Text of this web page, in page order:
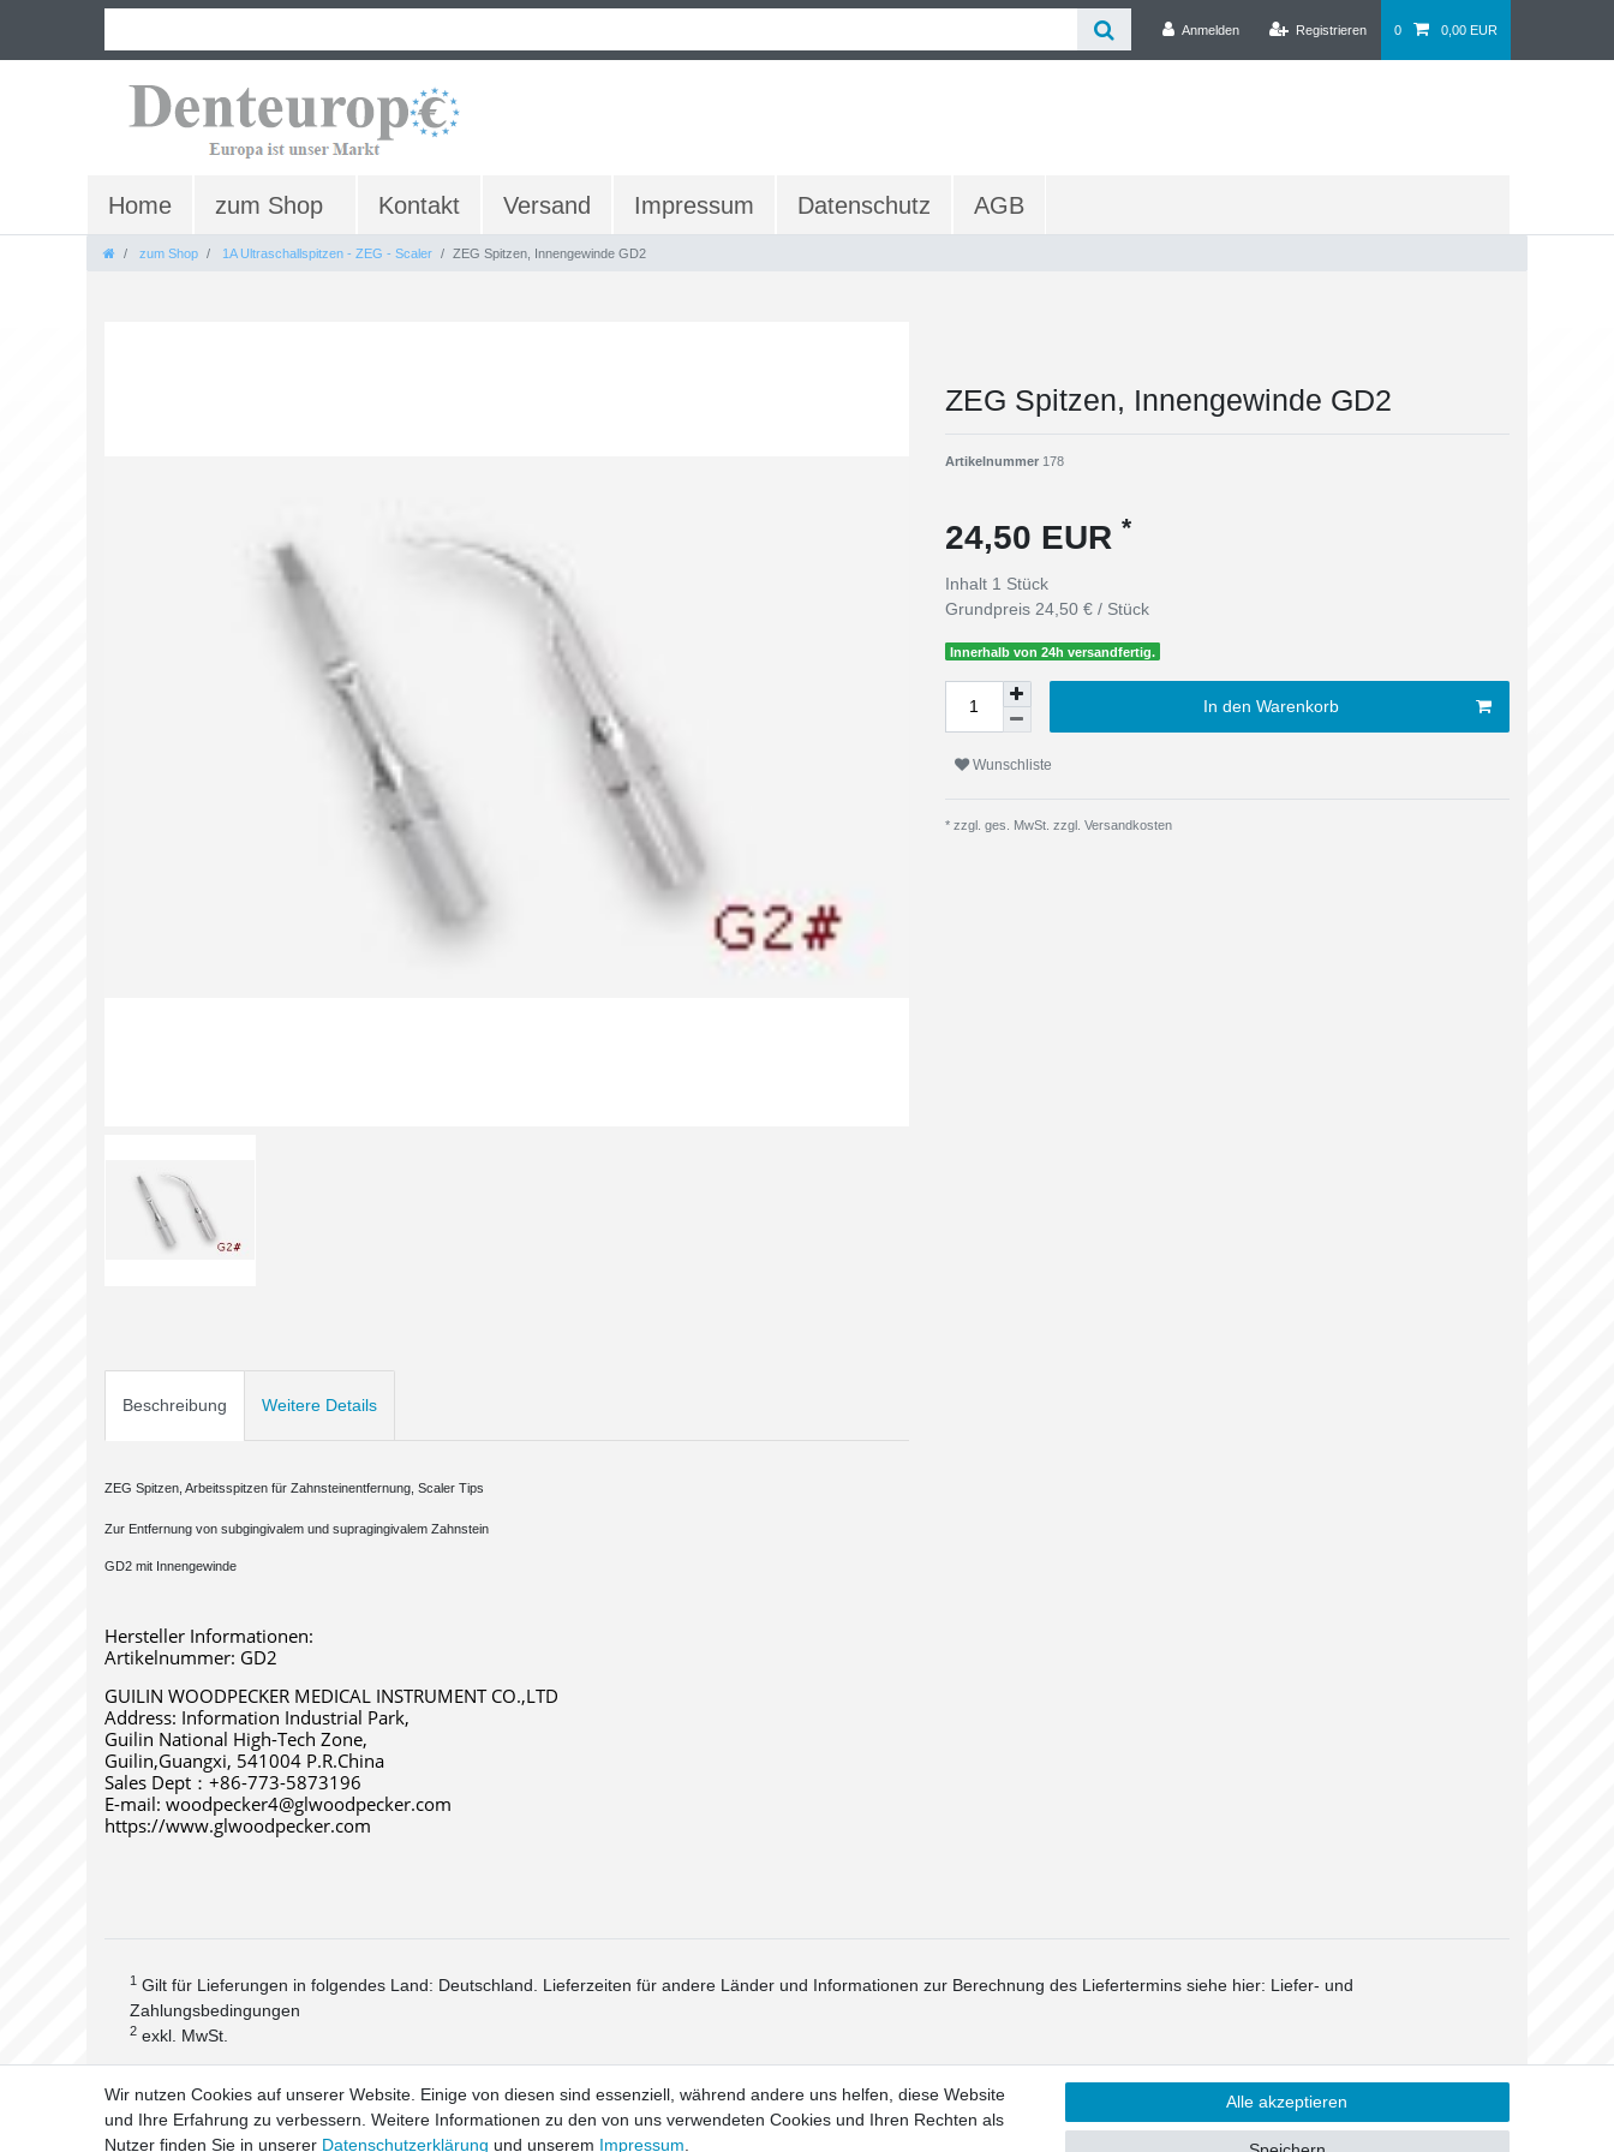
Anmelden Registrieren 0 0,00 EUR
Home zum Shop Kontakt Versand Impressum Datenschutz AGB
zum Shop 1A Ultraschallspitzen - ZEG - Scaler ZEG Spitzen, Innengewinde GD2
ZEG Spitzen, Innengewinde GD2
Artikelnummer 178
24,50 EUR *
Inhalt 1 Stück
Grundpreis 24,50 € / Stück
Innerhalb von 24h versandfertig.
In den Warenkorb
Wunschliste
* zzgl. ges. MwSt. zzgl. Versandkosten
Beschreibung Weitere Details
ZEG Spitzen, Arbeitsspitzen für Zahnsteinentfernung, Scaler Tips
Zur Entfernung von subgingivalem und supragingivalem Zahnstein
GD2 mit Innengewinde
Hersteller Informationen:
Artikelnummer: GD2
GUILIN WOODPECKER MEDICAL INSTRUMENT CO.,LTD
Address: Information Industrial Park,
Guilin National High-Tech Zone,
Guilin,Guangxi, 541004 P.R.China
Sales Dept：+86-773-5873196
E-mail: woodpecker4@glwoodpecker.com
https://www.glwoodpecker.com
1 Gilt für Lieferungen in folgendes Land: Deutschland. Lieferzeiten für andere Länder und Informationen zur Berechnung des Liefertermins siehe hier: Liefer- und
Zahlungsbedingungen
2 exkl. MwSt.
Widerrufs­recht Widerrufs­formular Impressum Daten­schutz­erklärung Kontakt
Wir nutzen Cookies auf unserer Website. Einige von diesen sind essenziell, während andere uns helfen, diese Website
und Ihre Erfahrung zu verbessern. Weitere Informationen zu den von uns verwendeten Cookies und Ihren Rechten als
Nutzer finden Sie in unserer Daten­schutz­erklärung und unserem Impressum
Alle akzeptieren